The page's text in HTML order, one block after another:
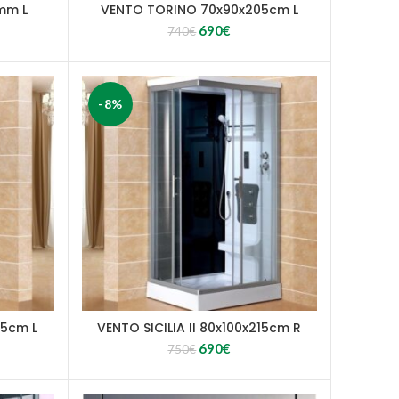
L VENTO TORINO 70x90x205cm L
740€ Algne
oli:
740€.
690€
is:
690€.
L
-8%
VENTO SICILIA II 80x100x215cm R
750€ Algne
oli:
690€
is: